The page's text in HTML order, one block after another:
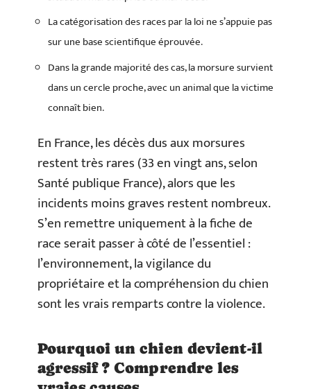
La catégorisation des races par la loi ne s’appuie pas
sur une base scientifique éprouvée.
Dans la grande majorité des cas, la morsure survient
dans un cercle proche, avec un animal que la victime
connaît bien.
En France, les décès dus aux morsures
restent très rares (33 en vingt ans, selon
Santé publique France), alors que les
incidents moins graves restent nombreux.
S’en remettre uniquement à la fiche de
race serait passer à côté de l’essentiel :
l’environnement, la vigilance du
propriétaire et la compréhension du chien
sont les vrais remparts contre la violence.
Pourquoi un chien devient-il
agressif ? Comprendre les